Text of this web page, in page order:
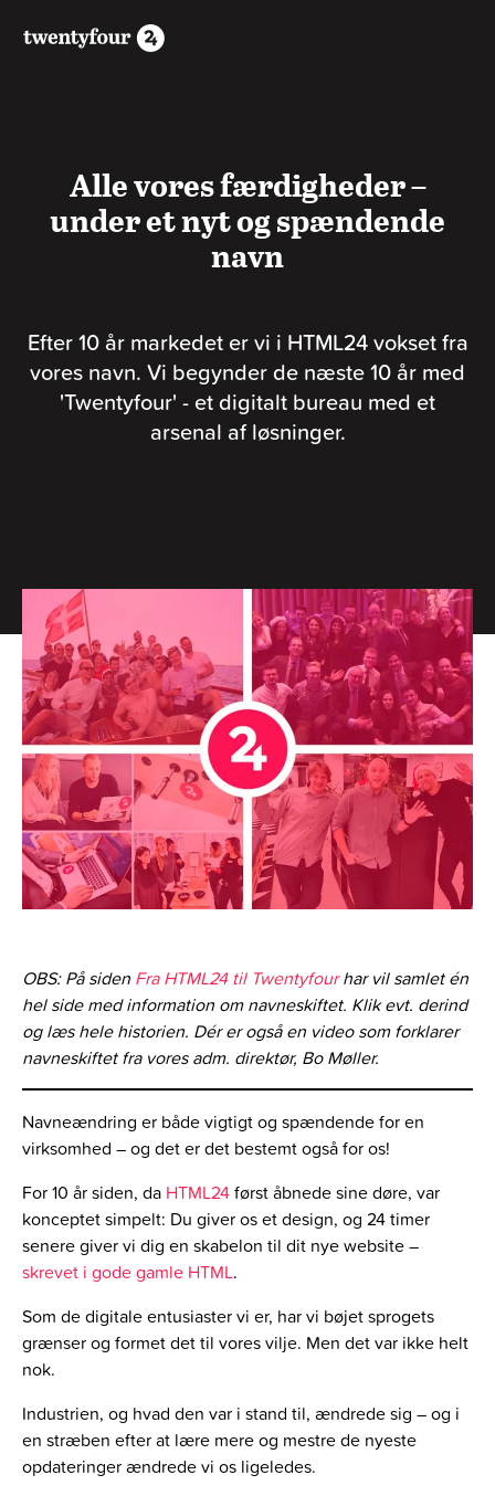
Alle vores færdigheder –
under et nyt og spændende
navn
Efter 10 år markedet er vi i HTML24 vokset fra
vores navn. Vi begynder de næste 10 år med
'Twentyfour' - et digitalt bureau med et
arsenal af løsninger.
OBS: På siden Fra HTML24 til Twentyfourhar vil samlet én
hel side med information om navneskiftet. Klik evt. derind
og læs hele historien. Dér er også en video som forklarer
navneskiftet fra vores adm. direktør, Bo Møller.
Navneændring er både vigtigt og spændende for en
virksomhed – og det er det bestemt også for os!
For 10 år siden, da HTML24først åbnede sine døre, var
konceptet simpelt: Du giver os et design, og 24 timer
senere giver vi dig en skabelon til dit nye website –
skrevet i gode gamle HTML.
Som de digitale entusiaster vi er, har vi bøjet sprogets
grænser og formet det til vores vilje. Men det var ikke helt
nok.
Industrien, og hvad den var i stand til, ændrede sig – og i
en stræben efter at lære mere og mestre de nyeste
opdateringer ændrede vi os ligeledes.